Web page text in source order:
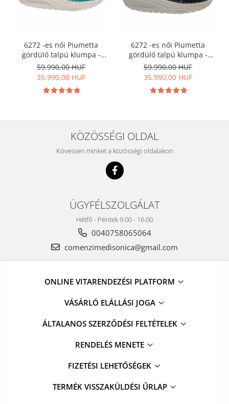
6272 -es női Piumetta
gördülő talpú klumpa -
türkíz zöld
59.990,00 HUF
35.990,00 HUF
6272 -es női Piumetta
gördülő talpú klumpa -
sötét kék
59.990,00 HUF
35.990,00 HUF
KÖZÖSSÉGI OLDAL
Kövessen minket a közösségi oldalakon
ÜGYFÉLSZOLGÁLAT
Hétfő - Péntek 9.00 - 16.00
0040758065064
comenzimedisonica@gmail.com
ONLINE VITARENDEZÉSI PLATFORM
VÁSÁRLÓ ELÁLLÁSI JOGA
ÁLTALANOS SZERZŐDÉSI FELTÉTELEK
RENDELÉS MENETE
FIZETÉSI LEHETŐSÉGEK
TERMÉK VISSZAKÜLDÉSI ŰRLAP